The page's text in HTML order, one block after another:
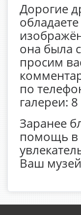
Дорогие
она была
просим
по
галереи:
Заранее
помощь в
Ваш